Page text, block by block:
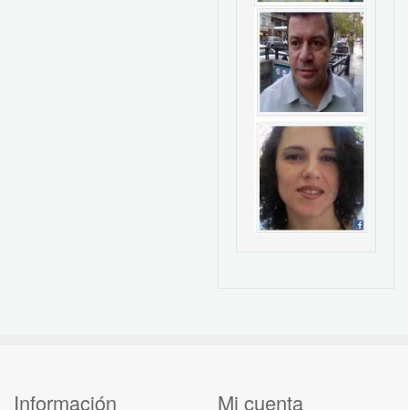
Información Mi cuenta